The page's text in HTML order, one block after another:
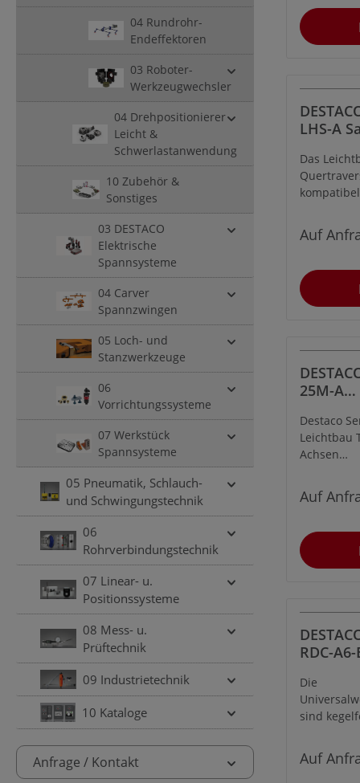
04 Rundrohr-
Endeffektoren
03 Roboter-
Werkzeugwechsler
04 Drehpositionierer
Leicht &
Schwerlastanwendung
10 Zubehör &
Sonstiges
03 DESTACO
Elektrische
Spannsysteme
04 Carver
Spannzwingen
05 Loch- und
Stanzwerkzeuge
06
Vorrichtungssysteme
07 Werkstück
Spannsysteme
05 Pneumatik, Schlauch-
und Schwingungstechnik
06
Rohrverbindungstechnik
07 Linear- u.
Positionssysteme
08 Mess- u.
Prüftechnik
09 Industrietechnik
10 Kataloge
Anfrage / Kontakt
eine
LHS-A
Material
Das
einem
Auf
25M-A
RohrØ=
Destaco
Leichtbau
Achsen
gen. Die
en. Diese
über eine
Montage,
Auf
RDC-
mm,
Die
sind
für
Auf